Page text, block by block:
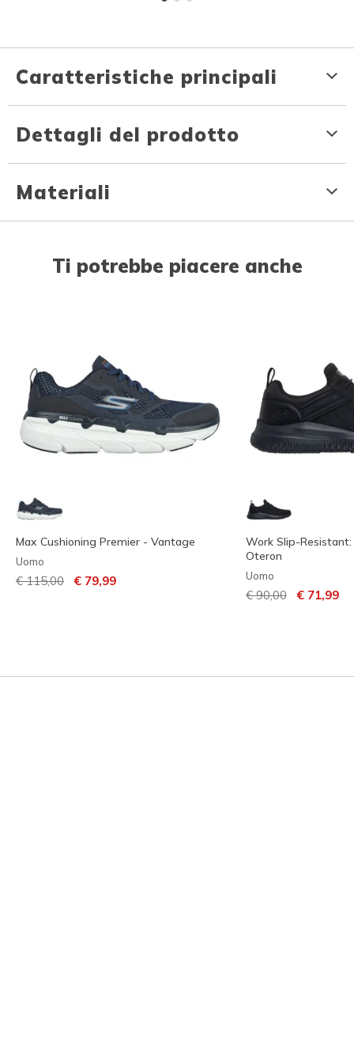
Caratteristiche principali
Dettagli del prodotto
Materiali
Ti potrebbe piacere anche
Max Cushioning Premier - Vantage
Uomo
Prezzo ridotto da
€ 115,00 per
€ 79,99
Work Slip-Resistant:
Oteron
Uomo
Prezzo ridotto da
€ 90,00per€ 71,99